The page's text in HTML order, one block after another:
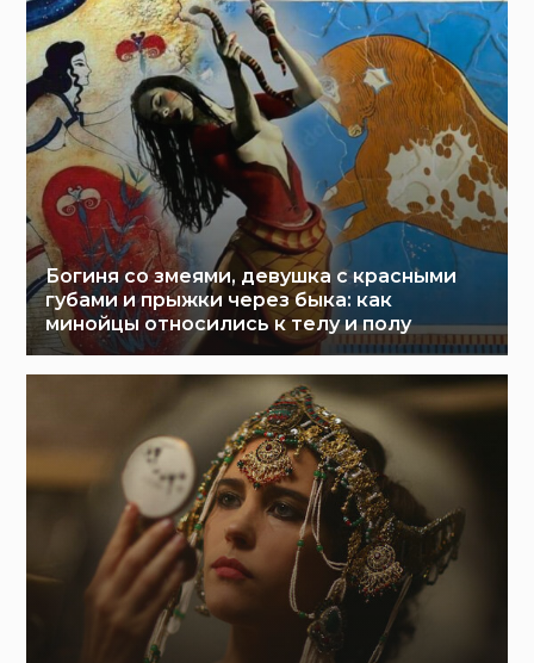
Богиня со змеями, девушка с красными
губами и прыжки через быка: как
минойцы относились к телу и полу